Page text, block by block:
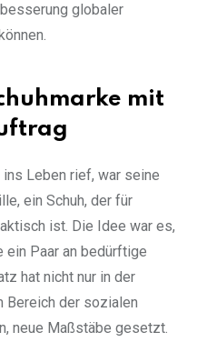
globaler
mit
ins Leben rief, war seine
ein Schuh, der für
ist. Die Idee war es,
ein Paar an bedürftige
hat nicht nur in der
Bereich der sozialen
neue Maßstäbe gesetzt.